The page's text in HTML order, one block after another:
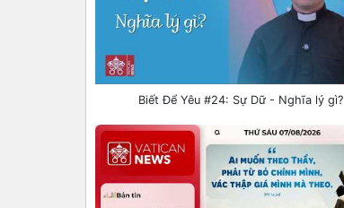
Biết Để Yêu #24: Sự Dữ - Nghĩa lý gì?